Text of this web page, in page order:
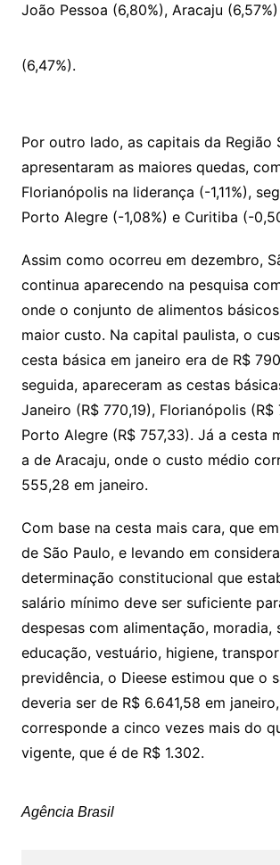
João Pessoa (6,80%), Aracaju
(6,47%).
Por outro lado, as capitais da Região
apresentaram as maiores quedas,
Florianópolis na liderança (-1,11%),
Porto Alegre (-1,08%) e Curitiba (-
Assim como ocorreu em dezembro,
continua aparecendo na pesquisa
onde o conjunto de alimentos
maior custo. Na capital paulista, o
cesta básica em janeiro era de R$
seguida, apareceram as cestas
Janeiro (R$ 770,19), Florianópolis
Porto Alegre (R$ 757,33). Já a cesta
a de Aracaju, onde o custo médio
555,28 em janeiro.
Com base na cesta mais cara, que
de São Paulo, e levando em
determinação constitucional que
salário mínimo deve ser suficiente
despesas com alimentação, moradia,
educação, vestuário, higiene,
previdência, o Dieese estimou que o
deveria ser de R$ 6.641,58 em
corresponde a cinco vezes mais do
vigente, que é de R$ 1.302.
Agência Brasil